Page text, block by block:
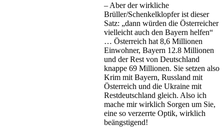
– Aber der wirkliche
Brüller/Schenkelklopfer ist dieser
Satz: „dann würden die Österreicher
vielleicht auch den Bayern helfen“
… Österreich hat 8,6 Millionen
Einwohner, Bayern 12.8 Millionen
und der Rest von Deutschland
knappe 69 Millionen. Sie setzen also
Krim mit Bayern, Russland mit
Österreich und die Ukraine mit
Restdeutschland gleich. Also ich
mache mir wirklich Sorgen um Sie,
eine so verzerrte Optik, wirklich
beängstigend!